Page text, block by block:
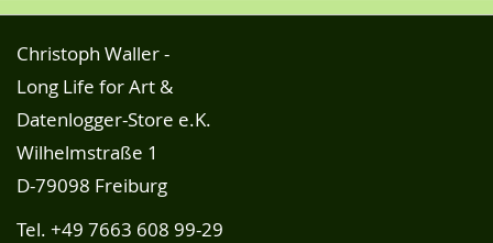
Christoph Waller -
Long Life for Art &
Datenlogger-Store e.K.
Wilhelmstraße 1
D-79098 Freiburg
Tel. +49 7663 608 99-29